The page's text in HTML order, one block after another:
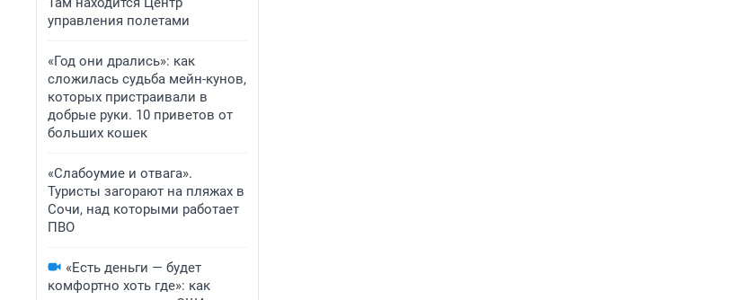
управления полетами
«Год они дрались»: как
сложилась судьба мейн-кунов,
которых пристраивали в
добрые руки. 10 приветов от
больших кошек
«Слабоумие и отвага».
Туристы загорают на пляжах в
Сочи, над которыми работает
ПВО
«Есть деньги — будет
комфортно хоть где»: как